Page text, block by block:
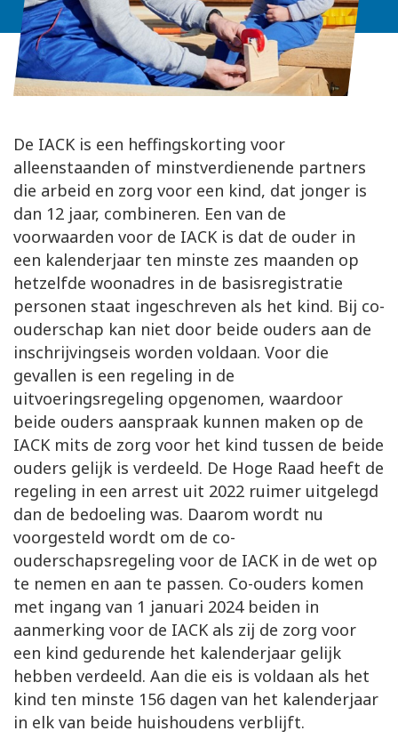
De IACK is een heffingskorting voor
alleenstaanden of minstverdienende partners
die arbeid en zorg voor een kind, dat jonger is
dan 12 jaar, combineren. Een van de
voorwaarden voor de IACK is dat de ouder in
een kalenderjaar ten minste zes maanden op
hetzelfde woonadres in de basisregistratie
personen staat ingeschreven als het kind. Bij co-
ouderschap kan niet door beide ouders aan de
inschrijvingseis worden voldaan. Voor die
gevallen is een regeling in de
uitvoeringsregeling opgenomen, waardoor
beide ouders aanspraak kunnen maken op de
IACK mits de zorg voor het kind tussen de beide
ouders gelijk is verdeeld. De Hoge Raad heeft de
regeling in een arrest uit 2022 ruimer uitgelegd
dan de bedoeling was. Daarom wordt nu
voorgesteld wordt om de co-
ouderschapsregeling voor de IACK in de wet op
te nemen en aan te passen. Co-ouders komen
met ingang van 1 januari 2024 beiden in
aanmerking voor de IACK als zij de zorg voor
een kind gedurende het kalenderjaar gelijk
hebben verdeeld. Aan die eis is voldaan als het
kind ten minste 156 dagen van het kalenderjaar
in elk van beide huishoudens verblijft.